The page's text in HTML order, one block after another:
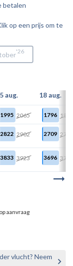
betalen
op een prijs om te
26
aug. 18 aug.
1995 2065 1796 1866
2822 2902 2709 2789
3833 3923 3696 3786
aanvraag
vlucht? Neem